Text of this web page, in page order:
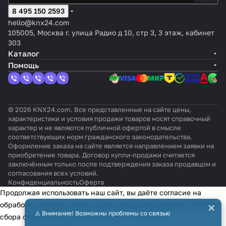
8 495 150 2593
hello@knx24.com
105005, Москва г. улица Радио д 10, стр 3, 3 этаж, кабинет
303
Каталог
Помощь
© 2026 KNX24.com. Все представленные на сайте цены,
характеристики и условия продажи товаров носят справочный
характер и не являются публичной офертой в смысле
соответствующих норм гражданского законодательства.
Оформление заказа на сайте является направлением заявки на
приобретение товара. Договор купли-продажи считается
заключённым только после подтверждения заказа продавцом и
согласования всех условий.
КонфиденциальностьОферта
⚠️ Внимание! Возможны проблемы со связью
×
Продолжая использовать наш сайт, вы даёте согласие на
обработку файлов cookie в целях функционирования сайта и
сбора статистики в соответствии сполитикой